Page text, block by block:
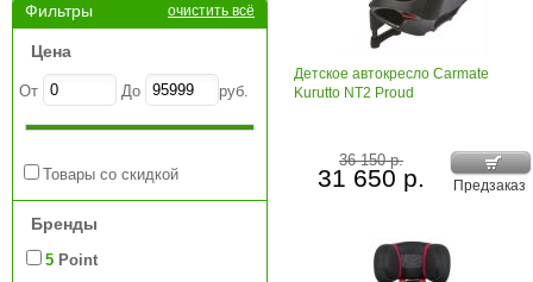
Фильтры очистить всё
Цена
От До руб.
Товары со скидкой
Бренды
5 Point
Детское автокресло Carmate
Kurutto NT2 Proud
Предзаказ
36 150 р.
31 650 р.